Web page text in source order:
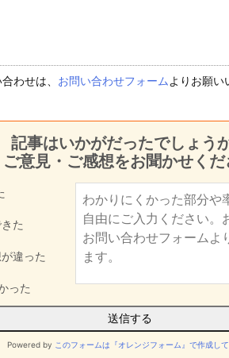
わせは、 お問い合わせフォーム よりお願い
記事はいかがだったでしょう
ご意見・ご感想をお聞かせく
た
違った
った
Powered by このフォームは『オレンジフォーム』で作成し